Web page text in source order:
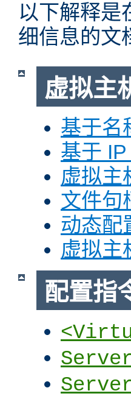
以下解释是
细信息的文
虚拟主
基于名
基于
虚拟主
文件句
动态配
虚拟主
配置指